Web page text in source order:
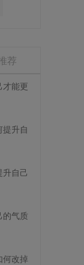
荐
才能更
提升自
升自己
的气质
何改掉